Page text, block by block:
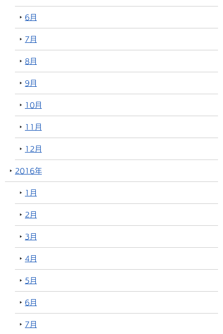
6月
7月
8月
9月
10月
11月
12月
2016年
1月
2月
3月
4月
5月
6月
7月